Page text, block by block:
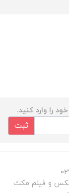
را وارد کنید.
ثبت